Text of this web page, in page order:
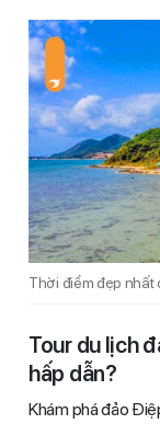
Thời điểm đẹp nhất
Tour du lịch
hấp dẫn?
Khám phá đảo